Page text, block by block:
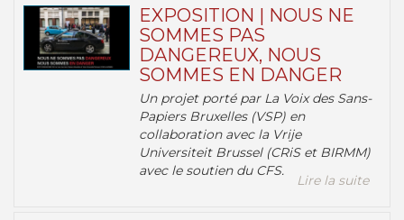
EXPOSITION | NOUS NE
SOMMES PAS
DANGEREUX, NOUS
SOMMES EN DANGER
Un projet porté par La Voix des Sans-
Papiers Bruxelles (VSP) en
collaboration avec la Vrije
Universiteit Brussel (CRiS et BIRMM)
avec le soutien du CFS.
Lire la suite